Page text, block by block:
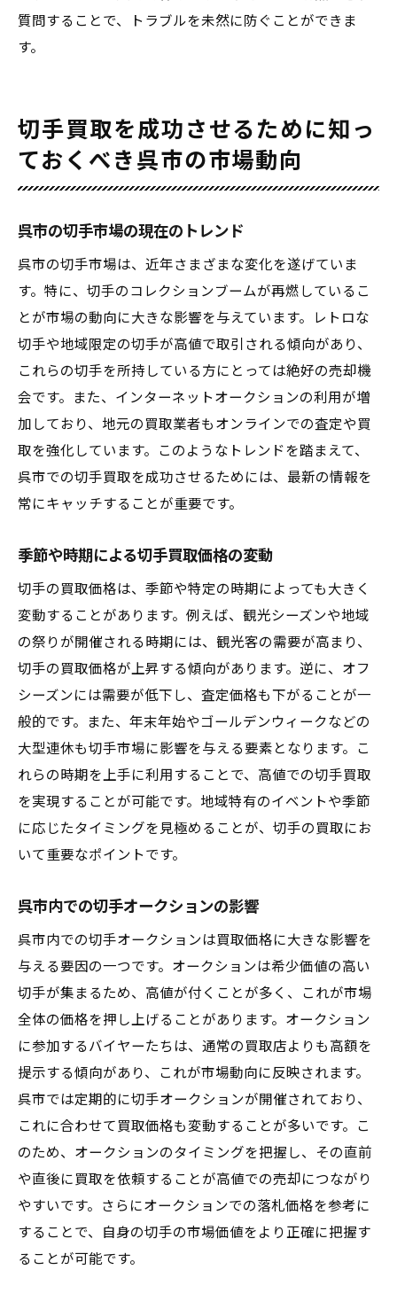
質問することで、トラブルを未然に防ぐことができま
す。
切手買取を成功させるために知っ
ておくべき呉市の市場動向
呉市の切手市場の現在のトレンド
呉市の切手市場は、近年さまざまな変化を遂げていま
す。特に、切手のコレクションブームが再燃しているこ
とが市場の動向に大きな影響を与えています。レトロな
切手や地域限定の切手が高値で取引される傾向があり、
これらの切手を所持している方にとっては絶好の売却機
会です。また、インターネットオークションの利用が増
加しており、地元の買取業者もオンラインでの査定や買
取を強化しています。このようなトレンドを踏まえて、
呉市での切手買取を成功させるためには、最新の情報を
常にキャッチすることが重要です。
季節や時期による切手買取価格の変動
切手の買取価格は、季節や特定の時期によっても大きく
変動することがあります。例えば、観光シーズンや地域
の祭りが開催される時期には、観光客の需要が高まり、
切手の買取価格が上昇する傾向があります。逆に、オフ
シーズンには需要が低下し、査定価格も下がることが一
般的です。また、年末年始やゴールデンウィークなどの
大型連休も切手市場に影響を与える要素となります。こ
れらの時期を上手に利用することで、高値での切手買取
を実現することが可能です。地域特有のイベントや季節
に応じたタイミングを見極めることが、切手の買取にお
いて重要なポイントです。
呉市内での切手オークションの影響
呉市内での切手オークションは買取価格に大きな影響を
与える要因の一つです。オークションは希少価値の高い
切手が集まるため、高値が付くことが多く、これが市場
全体の価格を押し上げることがあります。オークション
に参加するバイヤーたちは、通常の買取店よりも高額を
提示する傾向があり、これが市場動向に反映されます。
呉市では定期的に切手オークションが開催されており、
これに合わせて買取価格も変動することが多いです。こ
のため、オークションのタイミングを把握し、その直前
や直後に買取を依頼することが高値での売却につながり
やすいです。さらにオークションでの落札価格を参考に
することで、自身の切手の市場価値をより正確に把握す
ることが可能です。